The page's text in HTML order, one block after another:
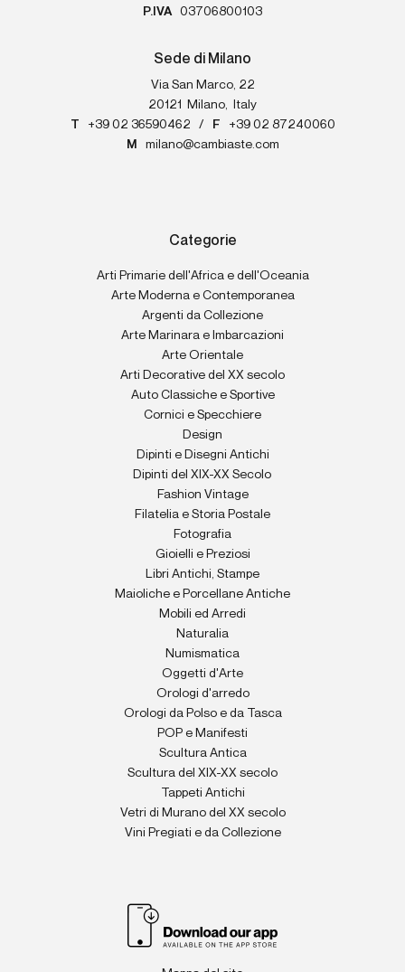
P.IVA
03706800103
Sede di Milano
Via San Marco, 22
20121
Milano,
Italy
T
+39 02 36590462 / F
+39 02 87240060
M
milano@cambiaste.com
Categorie
Arti Primarie dell'Africa e dell'Oceania
Arte Moderna e Contemporanea
Argenti da Collezione
Arte Marinara e Imbarcazioni
Arte Orientale
Arti Decorative del XX secolo
Auto Classiche e Sportive
Cornici e Specchiere
Design
Dipinti e Disegni Antichi
Dipinti del XIX-XX Secolo
Fashion Vintage
Filatelia e Storia Postale
Fotografia
Gioielli e Preziosi
Libri Antichi, Stampe
Maioliche e Porcellane Antiche
Mobili ed Arredi
Naturalia
Numismatica
Oggetti d'Arte
Orologi d'arredo
Orologi da Polso e da Tasca
POP e Manifesti
Scultura Antica
Scultura del XIX-XX secolo
Tappeti Antichi
Vetri di Murano del XX secolo
Vini Pregiati e da Collezione